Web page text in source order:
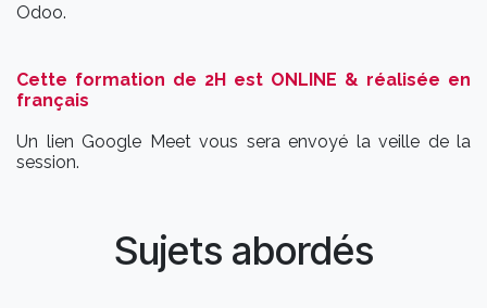
Odoo.
Cette formation de 2H est ONLINE & réalisée en
français
Un lien Google Meet vous sera envoyé la veille de la
session.
Sujets abordés